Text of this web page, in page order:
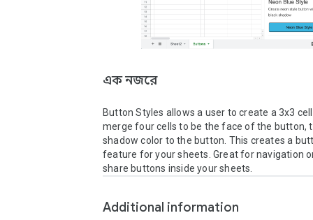
এক নজরে
Button Styles allows a user to create a 3x3
merge four cells to be the face of the button,
shadow color to the button. This creates a
feature for your sheets. Great for navigation
share buttons inside your sheets.
Additional information